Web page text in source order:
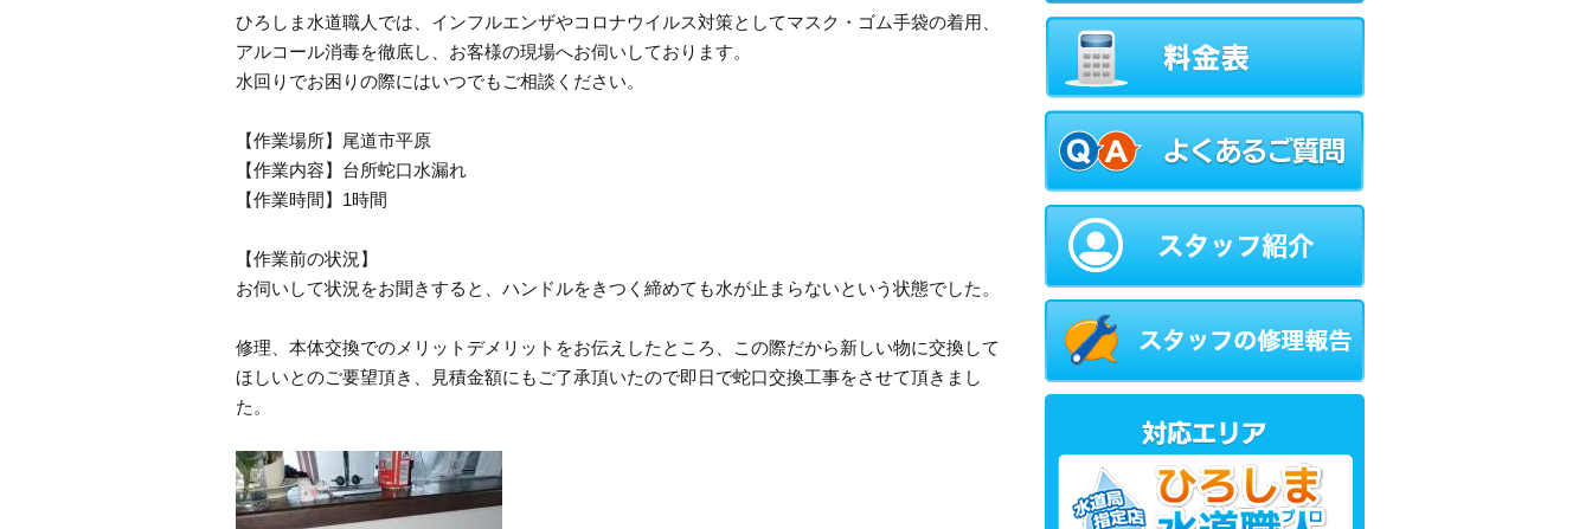
ひろしま水道職人では、インフルエンザやコロナウイルス対策としてマスク・ゴム手袋の着用、
アルコール消毒を徹底し、お客様の現場へお伺いしております。
水回りでお困りの際にはいつでもご相談ください。
【作業場所】尾道市平原
【作業内容】台所蛇口水漏れ
【作業時間】1時間
【作業前の状況】
お伺いして状況をお聞きすると、ハンドルをきつく締めても水が止まらないという状態でした。
修理、本体交換でのメリットデメリットをお伝えしたところ、この際だから新しい物に交換して
ほしいとのご要望頂き、見積金額にもご了承頂いたので即日で蛇口交換工事をさせて頂きまし
た。